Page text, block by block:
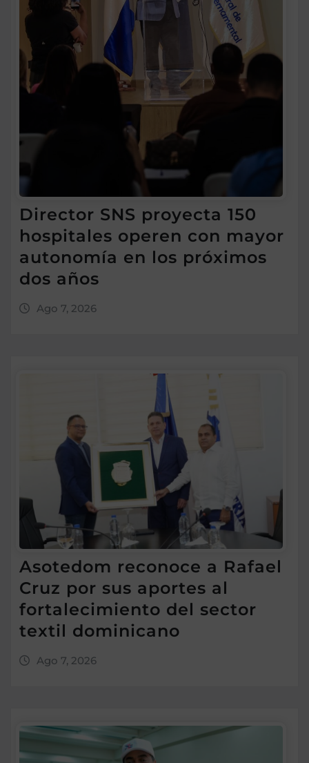
Director SNS proyecta 150
hospitales operen con mayor
autonomía en los próximos
dos años
Ago 7, 2026
Asotedom reconoce a Rafael
Cruz por sus aportes al
fortalecimiento del sector
textil dominicano
Ago 7, 2026